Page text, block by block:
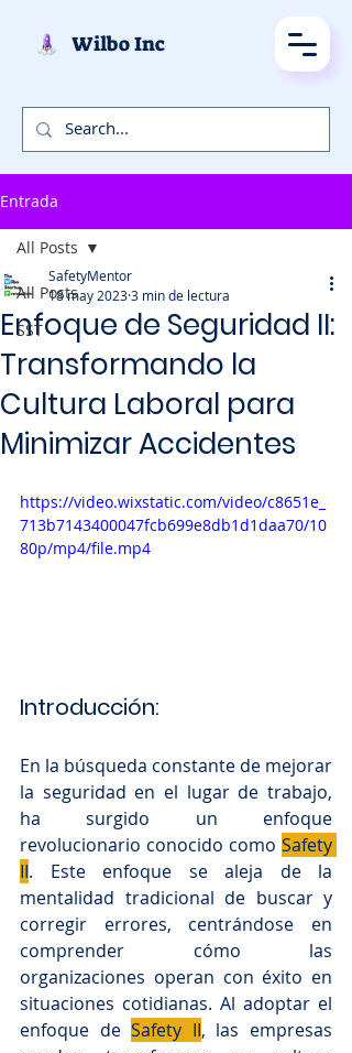
Wilbo Inc
Entrada
All Posts
SST
All Posts
Enfoque de Seguridad II:
Transformando la
Cultura Laboral para
Minimizar Accidentes
SafetyMentor
18 may 20233 min de lectura
https://video.wixstatic.com/video/c8651e_
713b7143400047fcb699e8db1d1daa70/10
80p/mp4/file.mp4
Introducción:
En la búsqueda constante de mejorar
la seguridad en el lugar de trabajo,
ha surgido un enfoque
revolucionario conocido como Safety
II. Este enfoque se aleja de la
mentalidad tradicional de buscar y
corregir errores, centrándose en
comprender cómo las
organizaciones operan con éxito en
situaciones cotidianas. Al adoptar el
enfoque de Safety II, las empresas